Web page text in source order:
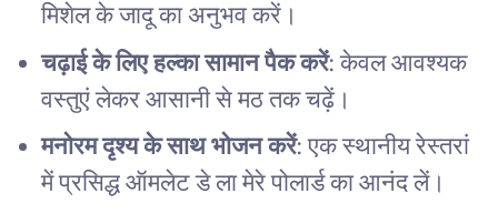
मिशेल के जादू का अनुभव करें।
चढ़ाई के लिए हल्का सामान पैक करें: केवल आवश्यक
वस्तुएं लेकर आसानी से मठ तक चढ़ें।
मनोरम दृश्य के साथ भोजन करें: एक स्थानीय रेस्तरां
में प्रसिद्ध ऑमलेट डे ला मेरे पोलार्ड का आनंद लें।